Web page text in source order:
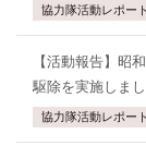
協力隊活動レポート
【活動報告】昭
駆除を実施しまし
協力隊活動レポート